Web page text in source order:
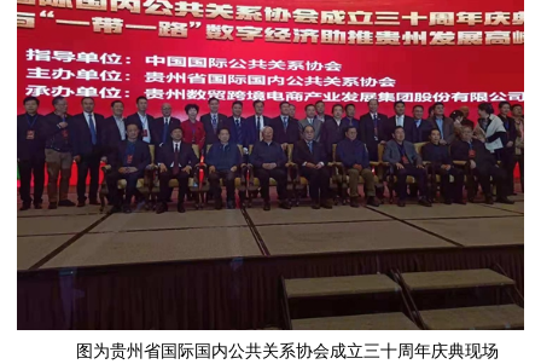
图为贵州省国际国内公共关系协会成立三十周年庆典现场